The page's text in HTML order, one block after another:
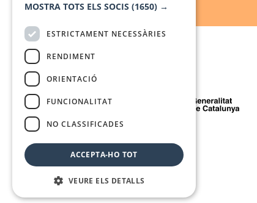
Amb el suport de
MOSTRA TOTS ELS SOCIS (1650) →
ESTRICTAMENT NECESSÀRIES
RENDIMENT
ORIENTACIÓ
FUNCIONALITAT
NO CLASSIFICADES
ACCEPTA-HO TOT
VEURE ELS DETALLS